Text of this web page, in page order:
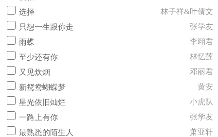
选择
林子祥&叶倩文
只想一生跟你走
张学友
雨蝶
李翊君
至少还有你
林忆莲
又见炊烟
邓丽君
新鸳鸯蝴蝶梦
黄安
星光依旧灿烂
小虎队
一路上有你
张学友
最熟悉的陌生人
萧亚轩